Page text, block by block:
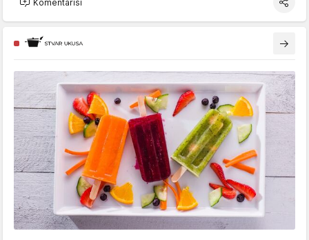
Komentariši